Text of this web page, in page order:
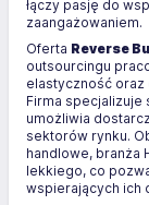
łączy pasję do
zaangażowaniem.
Oferta Reverse
outsourcingu
elastyczność oraz
Firma specjalizuje
umożliwia
sektorów rynku.
handlowe, branża
lekkiego, co
wspierających ich